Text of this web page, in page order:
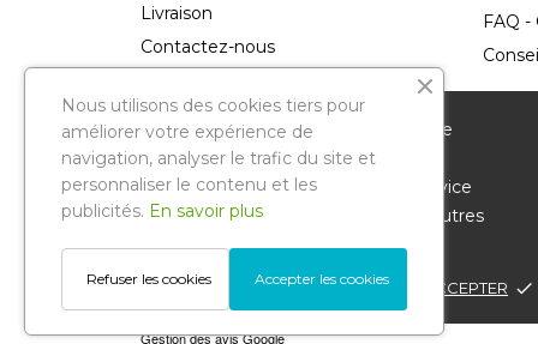
Nous vous remercions de votre visite sur notre
parapharmacie en ligne. Pour améliorer votre
expérience de navigation et vous offrir un service
personnalisé, nous utilisons des cookies et d'autres
technologies similaires.
POLITIQUE DE CONFIDENTIALITÉ ACCEPTER done
Livraison
Contactez-nous
Magasins
FAQ
Parapharmelle
. Tous droits réservés.
Reproduction même partielle interdite
© Copyright 2022 .
Gestion des avis Google
Nous utilisons des cookies tiers pour
améliorer votre expérience de
navigation, analyser le trafic du site et
personnaliser le contenu et les
publicités. En savoir plus
Accepter les cookies
Refuser les cookies